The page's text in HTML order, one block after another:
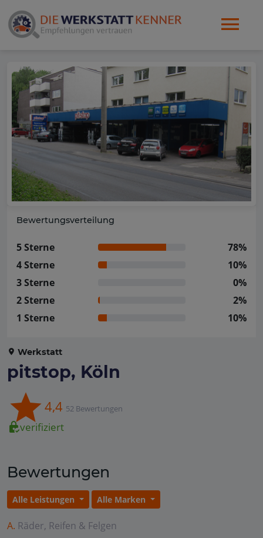
Bewertungsverteilung
5 Sterne
78%
4 Sterne
10%
3 Sterne
0%
2 Sterne
2%
1 Sterne
10%
Werkstatt
pitstop, Köln
4,4 52 Bewertungen
verifiziert
Bewertungen
Alle Leistungen Alle Marken
A. Räder, Reifen & Felgen